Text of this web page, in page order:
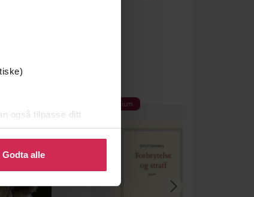
også tilpasse ditt
endre ditt samtykke.
Godta alle
Premium